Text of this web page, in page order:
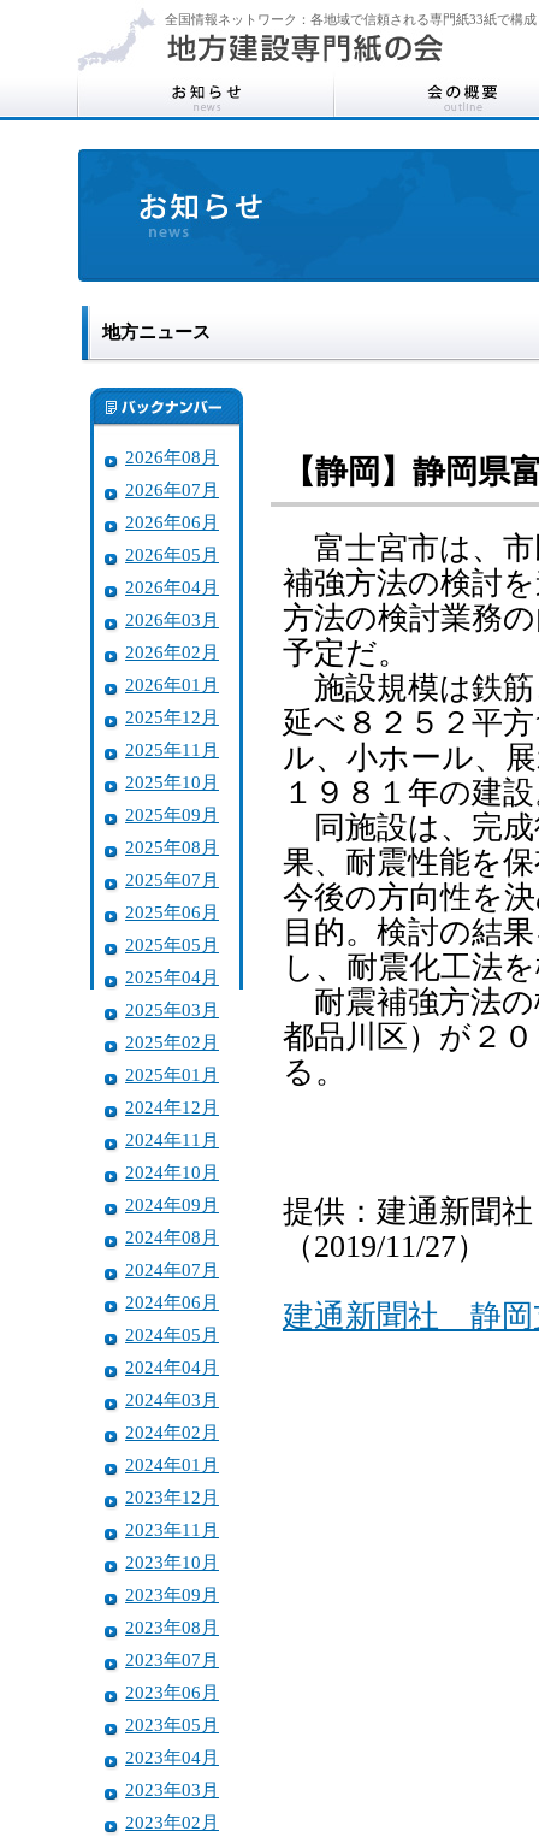
全国情報ネットワーク：各地域で信頼される専門紙33紙で構成
地方ニュース
2026年08月
2026年07月
2026年06月
2026年05月
2026年04月
2026年03月
2026年02月
2026年01月
2025年12月
2025年11月
2025年10月
2025年09月
2025年08月
2025年07月
2025年06月
2025年05月
2025年04月
2025年03月
2025年02月
2025年01月
2024年12月
2024年11月
2024年10月
2024年09月
2024年08月
2024年07月
2024年06月
2024年05月
2024年04月
2024年03月
2024年02月
2024年01月
2023年12月
2023年11月
2023年10月
2023年09月
2023年08月
2023年07月
2023年06月
2023年05月
2023年04月
2023年03月
2023年02月
【静岡】静岡
富士宮市は、市
補強方法の検討
方法の検討業務
予定だ。
施設規模は鉄筋
延べ８２５２平
ル、小ホール、
１９８１年の建
同施設は、完成
果、耐震性能を
今後の方向性を
目的。検討の結
し、耐震化工法
耐震補強方法の
都品川区）が２
る。
提供：建通新聞社
（2019/11/27）
建通新聞社 静岡